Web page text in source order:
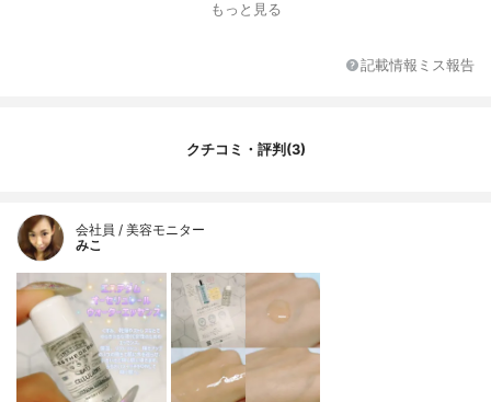
もっと見る
記載情報ミス報告
クチコミ・評判(3)
会社員 / 美容モニター
みこ